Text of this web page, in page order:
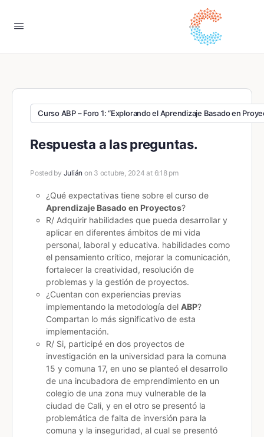
Curso ABP – Foro 1: “Explorando el Aprendizaje Basado en
Respuesta a las preguntas.
Posted by Julián on 3 octubre, 2024 at 6:18 pm
¿Qué expectativas tiene sobre el curso de
Aprendizaje Basado en Proyectos?
R/ Adquirir habilidades que pueda desarrollar y
aplicar en diferentes ámbitos de mi vida
personal, laboral y educativa. habilidades como
el pensamiento crítico, mejorar la comunicación,
fortalecer la creatividad, resolución de
problemas y la gestión de proyectos.
¿Cuentan con experiencias previas
implementando la metodología del ABP?
Compartan lo más significativo de esta
implementación.
R/ Si, participé en dos proyectos de
investigación en la universidad para la comuna
15 y comuna 17, en uno se planteó el desarrollo
de una incubadora de emprendimiento en un
colegio de una zona muy vulnerable de la
ciudad de Cali, y en el otro se presentó la
problemática de falta de inversión para la
comuna y la inseguridad, al cual se presentó